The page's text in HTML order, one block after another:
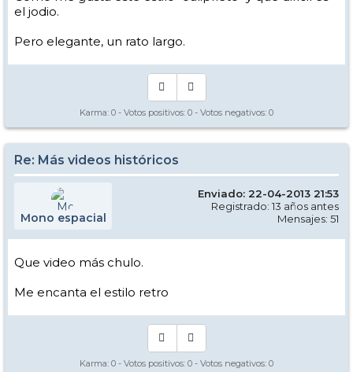
el jodio.
Pero elegante, un rato largo.
Karma: 0 - Votos positivos: 0 - Votos negativos: 0
Re: Más videos históricos
Mono espacial
Enviado: 22-04-2013 21:53
Registrado: 13 años antes
Mensajes: 51
Que video más chulo.
Me encanta el estilo retro
Karma: 0 - Votos positivos: 0 - Votos negativos: 0